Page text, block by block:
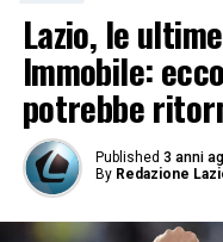
Lazio, le
Immobile:
potrebbe
Published 3 anni
By Redazione